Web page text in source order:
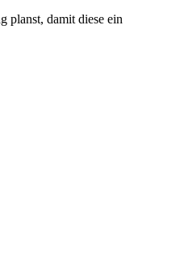
planst, damit diese ein